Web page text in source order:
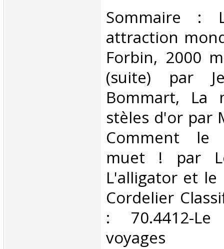
‎Sommaire :
attraction
Forbin, 2000
(suite) par
Bommart, La
stèles d'or par
Comment le
muet ! par
L'alligator et le
Cordelier
: 70.4412-
voyages‎